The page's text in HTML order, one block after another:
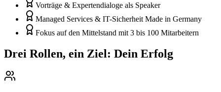
Vorträge & Expertendialoge als Speaker
Managed Services & IT-Sicherheit Made in Germany
Fokus auf den Mittelstand mit 3 bis 100 Mitarbeitern
Drei Rollen, ein Ziel: Dein Erfolg